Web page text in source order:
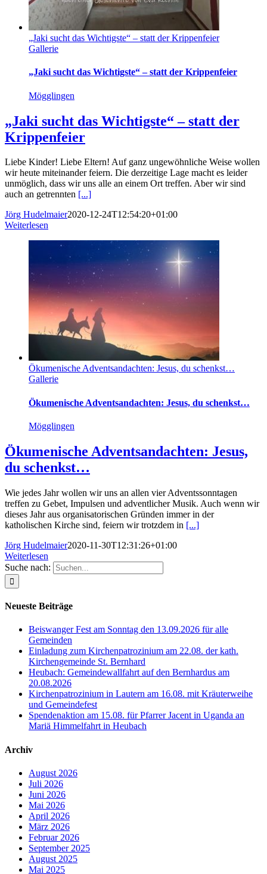
„Jaki sucht das Wichtigste“ – statt der Krippenfeier
Gallerie
„Jaki sucht das Wichtigste“ – statt der Krippenfeier
Mögglingen
„Jaki sucht das Wichtigste“ – statt der
Krippenfeier
Liebe Kinder! Liebe Eltern! Auf ganz ungewöhnliche Weise wollen
wir heute miteinander feiern. Die derzeitige Lage macht es leider
unmöglich, dass wir uns alle an einem Ort treffen. Aber wir sind
auch an getrennten [...]
Jörg Hudelmaier2020-12-24T12:54:20+01:00
Weiterlesen
Ökumenische Adventsandachten: Jesus, du schenkst…
Gallerie
Ökumenische Adventsandachten: Jesus, du schenkst…
Mögglingen
Ökumenische Adventsandachten: Jesus,
du schenkst…
Wie jedes Jahr wollen wir uns an allen vier Adventssonntagen
treffen zu Gebet, Impulsen und adventlicher Musik. Auch wenn wir
dieses Jahr aus organisatorischen Gründen immer in der
katholischen Kirche sind, feiern wir trotzdem in [...]
Jörg Hudelmaier2020-11-30T12:31:26+01:00
Weiterlesen
Suche nach:
Neueste Beiträge
Beiswanger Fest am Sonntag den 13.09.2026 für alle
Gemeinden
Einladung zum Kirchenpatrozinium am 22.08. der kath.
Kirchengemeinde St. Bernhard
Heubach: Gemeindewallfahrt auf den Bernhardus am
20.08.2026
Kirchenpatrozinium in Lautern am 16.08. mit Kräuterweihe
und Gemeindefest
Spendenaktion am 15.08. für Pfarrer Jacent in Uganda an
Mariä Himmelfahrt in Heubach
Archiv
August 2026
Juli 2026
Juni 2026
Mai 2026
April 2026
März 2026
Februar 2026
September 2025
August 2025
Mai 2025